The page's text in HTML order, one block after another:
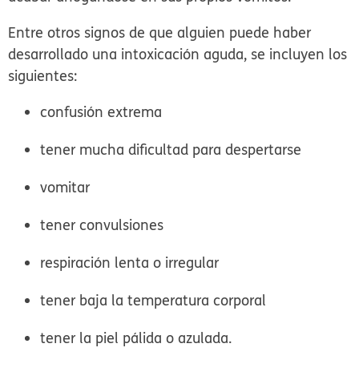
Entre otros signos de que alguien puede haber
desarrollado una intoxicación aguda, se incluyen los
siguientes:
confusión extrema
tener mucha dificultad para despertarse
vomitar
tener convulsiones
respiración lenta o irregular
tener baja la temperatura corporal
tener la piel pálida o azulada.